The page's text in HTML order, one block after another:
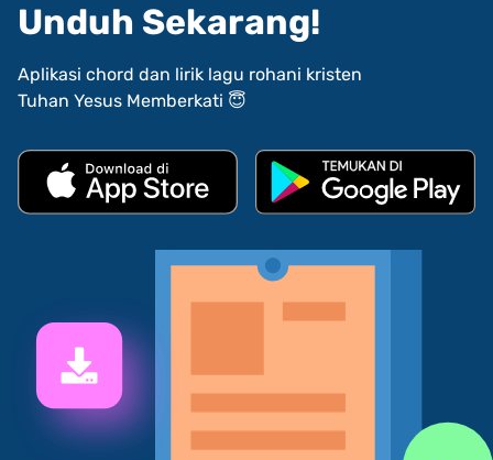
Unduh Sekarang!
Aplikasi chord dan lirik lagu rohani kristen
Tuhan Yesus Memberkati 😇